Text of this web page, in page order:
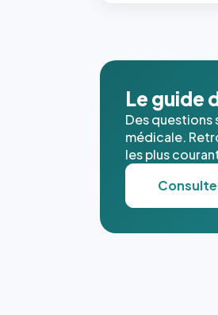
l'annuaire
dans ce
cas. #}Le guide
Des questions
médicale.
les plus